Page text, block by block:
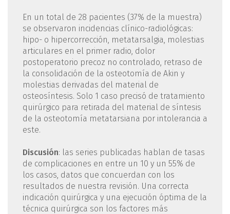
En un total de 28 pacientes (37% de la muestra)
se observaron incidencias clínico-radiológicas:
hipo- o hipercorrección, metatarsalgia, molestias
articulares en el primer radio, dolor
postoperatorio precoz no controlado, retraso de
la consolidación de la osteotomía de Akin y
molestias derivadas del material de
osteosíntesis. Solo 1 caso precisó de tratamiento
quirúrgico para retirada del material de síntesis
de la osteotomía metatarsiana por intolerancia a
este.
Discusión: las series publicadas hablan de tasas
de complicaciones en entre un 10 y un 55% de
los casos, datos que concuerdan con los
resultados de nuestra revisión. Una correcta
indicación quirúrgica y una ejecución óptima de la
técnica quirúrgica son los factores más